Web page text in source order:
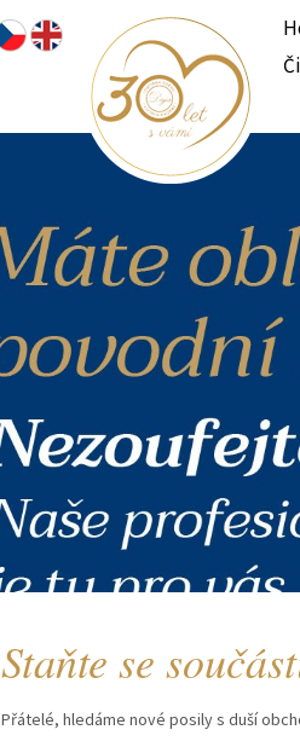
Staňte se
Přátelé, hledáme nové posily s duší